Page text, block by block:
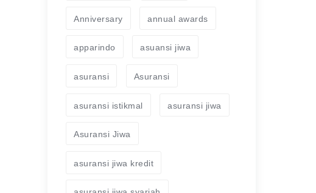
Anniversary annual awards
apparindo asuansi jiwa
asuransi Asuransi
asuransi istikmal asuransi jiwa
Asuransi Jiwa
asuransi jiwa kredit